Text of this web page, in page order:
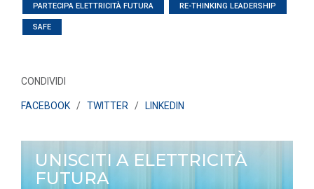
PARTECIPA ELETTRICITÀ FUTURA RE-THINKING LEADERSHIP
SAFE
CONDIVIDI
FACEBOOK / TWITTER / LINKEDIN
UNISCITI A ELETTRICITÀ
FUTURA